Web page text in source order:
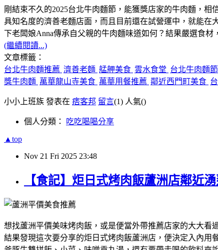
剛結束不久的2025台北牛肉麵節，能獲獎店家的牛肉麵，
具知名度的濟善老麵店面，而且目前還在試營運中，就能
下老闆娘Anna傳承自父親的牛肉麵味道如何？結果嚴選食材
(繼續閱讀...)
文章標籤：
台北牛肉麵推薦 濟善老麵 艋舺美食 雲水食堂 台北牛肉麵節
獎牛肉麵 萬華龍山寺美食 萬華用餐推薦 鄰近西門町美食
小小上班族 發表在 痞客邦 留言(1) 人氣()
個人分類： 吃吃喝喝分享
▲top
Nov 21 Fri 2025 23:48
【食記】炬日式烤肉飯蘆洲店鄰近
想找蘆洲平價美味烤肉飯，或是便當外帶推薦店家的大大看
結果發現這次要分享的炬日式烤肉飯蘆洲店，便決定入內